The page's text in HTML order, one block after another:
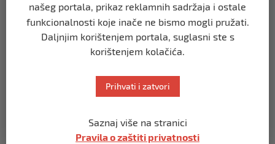
TIMELINE
Ko završi svoj dan zikrom i veličanjem
Allaha, cijeli dan će mu biti upisan kao
TIMELINE
tri Srbina zbog ratnih zločina nad
Bošnjacima na području Vlasenice
našeg portala, prikaz reklamnih sadržaja i ostale
funkcionalnosti koje inače ne bismo mogli pružati.
Daljnjim korištenjem portala, suglasni ste s
korištenjem kolačića.
Prihvati i zatvori
Saznaj više na stranici
Pravila o zaštiti privatnosti